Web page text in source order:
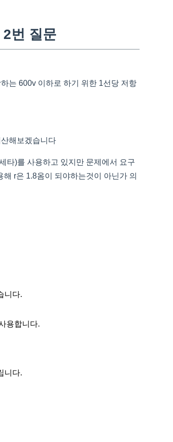
번 질문
는 600v 이하로 하기 위한 1선당 저항
해보겠습니다
타)를 사용하고 있지만 문제에서 요구
r은 1.8옴이 되야하는것이 아닌가 의
니다.
용합니다.
니다.